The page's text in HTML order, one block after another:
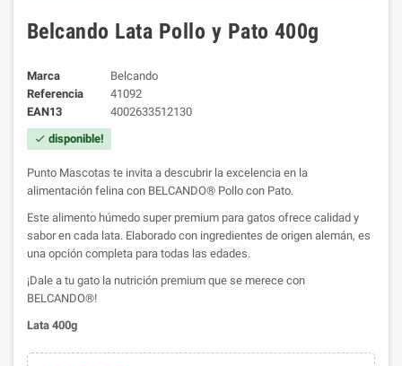
Belcando Lata Pollo y Pato 400g
Marca
Belcando
Referencia
41092
EAN13
4002633512130
check disponible!
Punto Mascotas te invita a descubrir la excelencia en la
alimentación felina con BELCANDO® Pollo con Pato.
Este alimento húmedo super premium para gatos ofrece calidad y
sabor en cada lata. Elaborado con ingredientes de origen alemán, es
una opción completa para todas las edades.
¡Dale a tu gato la nutrición premium que se merece con
BELCANDO®!
Lata 400g